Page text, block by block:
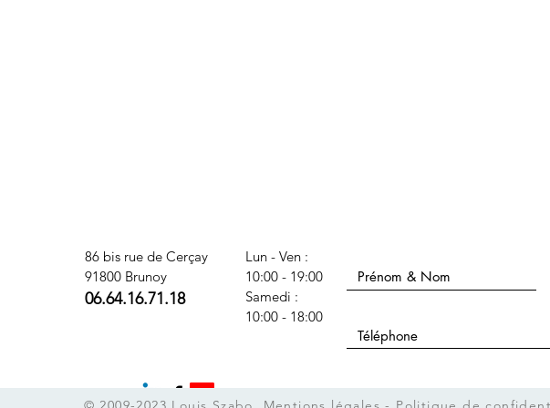
86 bis rue de Cerçay
91800 Brunoy
06.64.16.71.18
Lun - Ven :
10:00 - 19:00
​​Samedi :
10:00 - 18:00